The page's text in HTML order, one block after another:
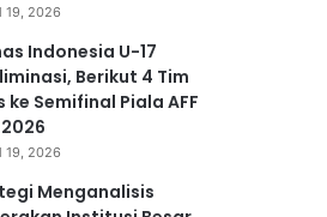
19, 2026
Indonesia U-17
Berikut 4 Tim
ke Semifinal Piala AFF
19, 2026
Menganalisis